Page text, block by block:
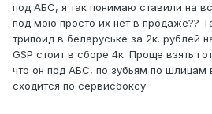
под АБС, я так понимаю ставили на
под мою просто их нет в продаже??
трипоид в беларуське за 2к. рублей
GSP стоит в сборе 4к. Проще взять
что он под АБС, по зубьям по шлицам
сходится по сервисбоксу